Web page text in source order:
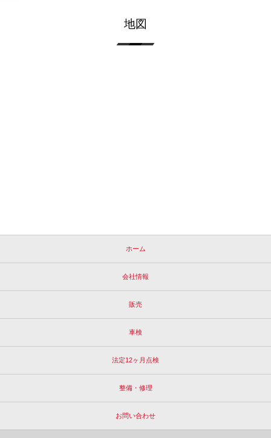
地図
ホーム
会社情報
販売
車検
法定12ヶ月点検
整備・修理
お問い合わせ